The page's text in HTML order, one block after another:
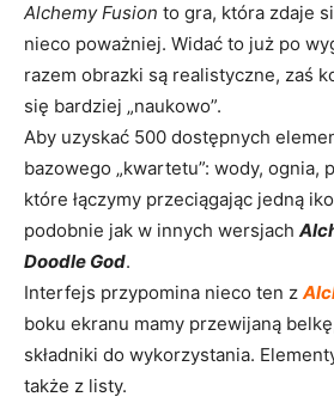
Alchemy Fusion to gra, która zdaje
nieco poważniej. Widać to już po
razem obrazki są realistyczne, zaś
się bardziej „naukowo”.
Aby uzyskać 500 dostępnych
bazowego „kwartetu”: wody, ognia,
które łączymy przeciągając jedną
podobnie jak w innych wersjach
Doodle God.
Interfejs przypomina nieco ten z
boku ekranu mamy przewijaną
składniki do wykorzystania.
także z listy.